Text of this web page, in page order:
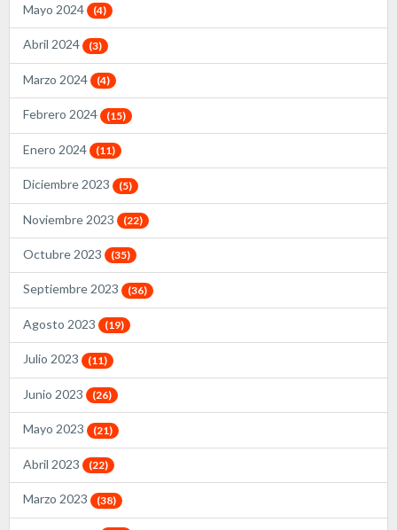
Mayo 2024 (4)
Abril 2024 (3)
Marzo 2024 (4)
Febrero 2024 (15)
Enero 2024 (11)
Diciembre 2023 (5)
Noviembre 2023 (22)
Octubre 2023 (35)
Septiembre 2023 (36)
Agosto 2023 (19)
Julio 2023 (11)
Junio 2023 (26)
Mayo 2023 (21)
Abril 2023 (22)
Marzo 2023 (38)